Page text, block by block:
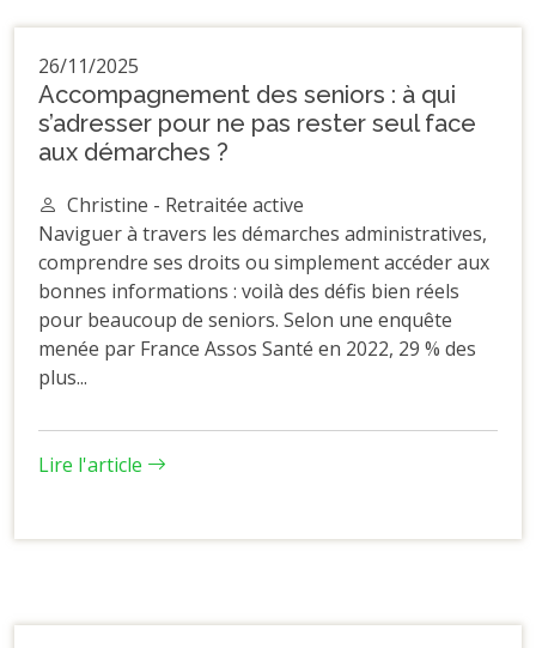
26/11/2025
Accompagnement des seniors : à qui
s’adresser pour ne pas rester seul face
aux démarches ?
Christine - Retraitée active
Naviguer à travers les démarches administratives,
comprendre ses droits ou simplement accéder aux
bonnes informations : voilà des défis bien réels
pour beaucoup de seniors. Selon une enquête
menée par France Assos Santé en 2022, 29 % des
plus...
Lire l'article